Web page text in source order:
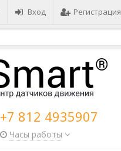
Вход Регистрация
+7 812 4935907
Часы работы